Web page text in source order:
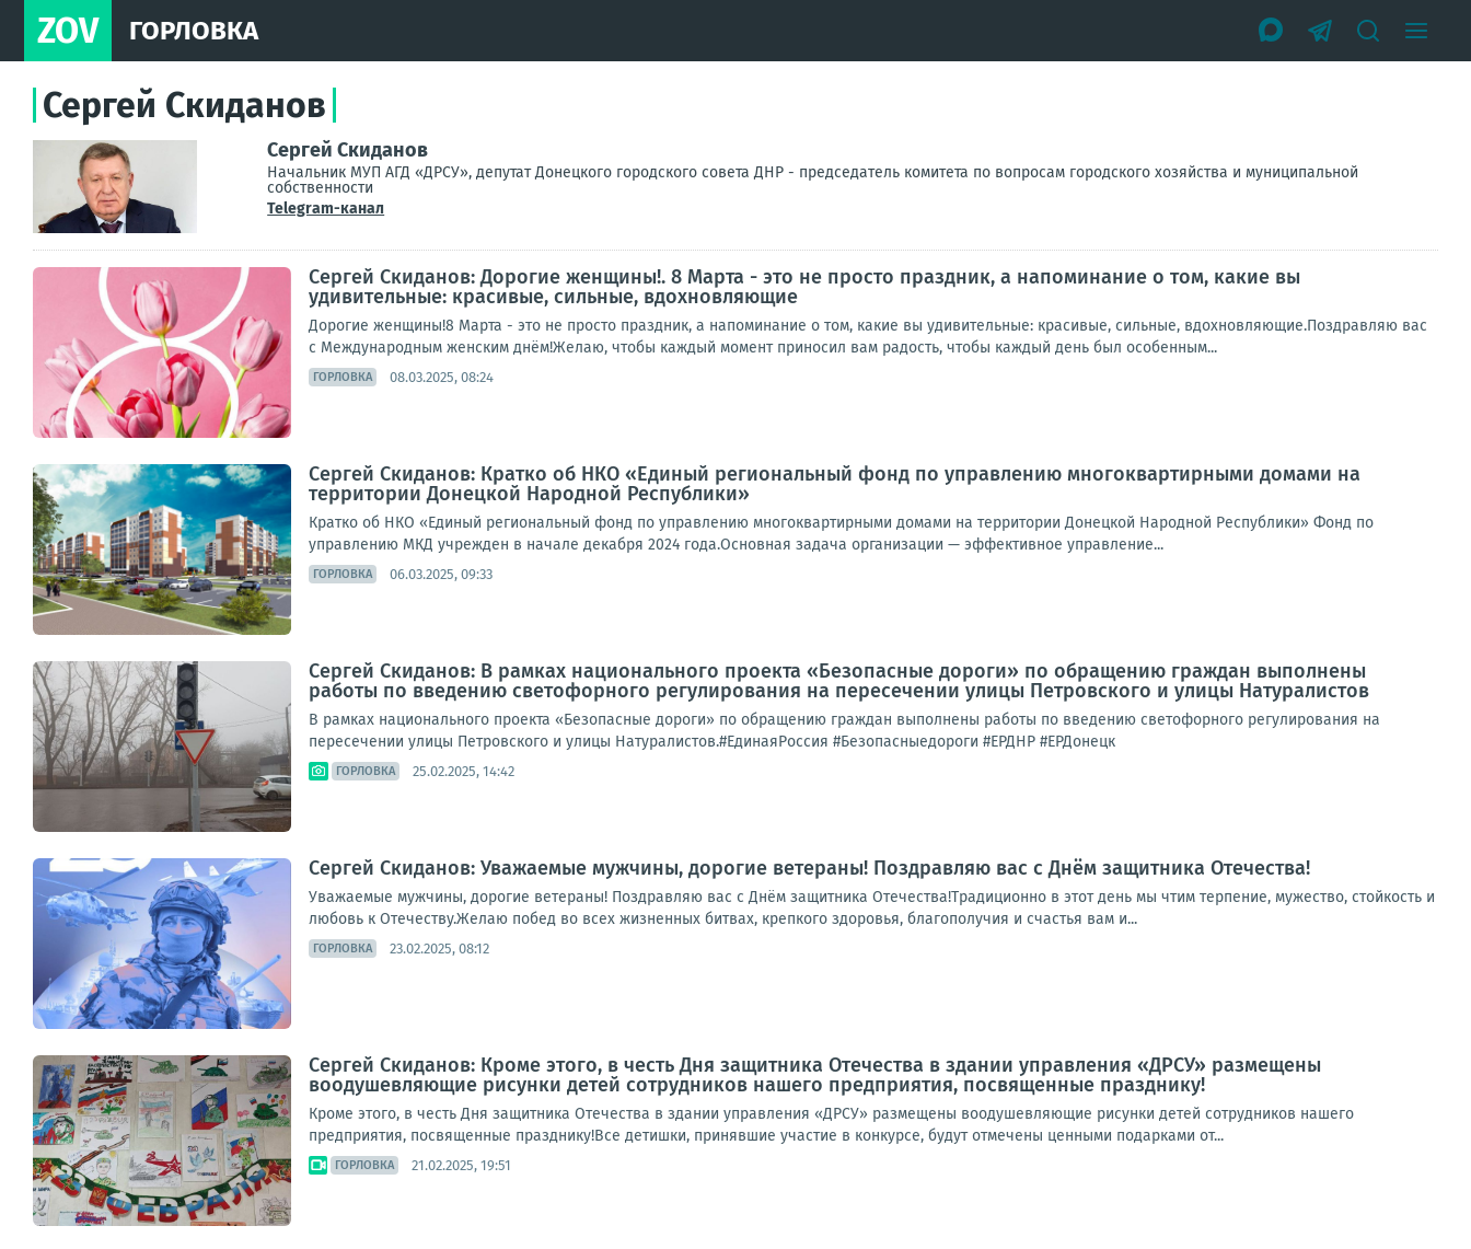
ZOV ГОРЛОВКА
Сергей Скиданов
Сергей Скиданов
Начальник МУП АГД «ДРСУ», депутат Донецкого городского совета ДНР - председатель комитета по вопросам городского хозяйства и муниципальной
собственности
Telegram-канал
Сергей Скиданов: Дорогие женщины!. 8 Марта - это не просто праздник, а напоминание о том, какие вы
удивительные: красивые, сильные, вдохновляющие
Дорогие женщины!8 Марта - это не просто праздник, а напоминание о том, какие вы удивительные: красивые, сильные, вдохновляющие.Поздравляю вас
с Международным женским днём!Желаю, чтобы каждый момент приносил вам радость, чтобы каждый день был особенным...
ГОРЛОВКА 08.03.2025, 08:24
Сергей Скиданов: Кратко об НКО «Единый региональный фонд по управлению многоквартирными домами на
территории Донецкой Народной Республики»
Кратко об НКО «Единый региональный фонд по управлению многоквартирными домами на территории Донецкой Народной Республики» Фонд по
управлению МКД учрежден в начале декабря 2024 года.Основная задача организации — эффективное управление...
ГОРЛОВКА 06.03.2025, 09:33
Сергей Скиданов: В рамках национального проекта «Безопасные дороги» по обращению граждан выполнены
работы по введению светофорного регулирования на пересечении улицы Петровского и улицы Натуралистов
В рамках национального проекта «Безопасные дороги» по обращению граждан выполнены работы по введению светофорного регулирования на
пересечении улицы Петровского и улицы Натуралистов.#ЕдинаяРоссия #Безопасныедороги #ЕРДНР #ЕРДонецк
ГОРЛОВКА 25.02.2025, 14:42
Сергей Скиданов: Уважаемые мужчины, дорогие ветераны! Поздравляю вас с Днём защитника Отечества!
Уважаемые мужчины, дорогие ветераны! Поздравляю вас с Днём защитника Отечества!Традиционно в этот день мы чтим терпение, мужество, стойкость и
любовь к Отечеству.Желаю побед во всех жизненных битвах, крепкого здоровья, благополучия и счастья вам и...
ГОРЛОВКА 23.02.2025, 08:12
Сергей Скиданов: Кроме этого, в честь Дня защитника Отечества в здании управления «ДРСУ» размещены
воодушевляющие рисунки детей сотрудников нашего предприятия, посвященные празднику!
Кроме этого, в честь Дня защитника Отечества в здании управления «ДРСУ» размещены воодушевляющие рисунки детей сотрудников нашего
предприятия, посвященные празднику!Все детишки, принявшие участие в конкурсе, будут отмечены ценными подарками от...
ГОРЛОВКА 21.02.2025, 19:51